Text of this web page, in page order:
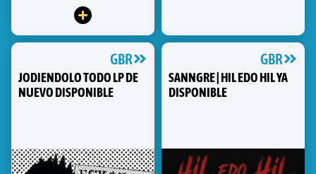
GBR
JODIENDOLO TODO LP DE
NUEVO DISPONIBLE
GBR
SANNGRE | HIL EDO HIL YA
DISPONIBLE